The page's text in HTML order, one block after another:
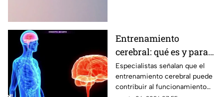
Entrenamiento
cerebral: qué es y para
qué sirve
Especialistas señalan que el
entrenamiento cerebral puede
contribuir al funcionamiento